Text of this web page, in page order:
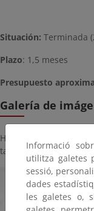
Situación: Terminada
Plazo: 1,5 meses
Presupuesto
Galería de
Haga click sobre la
tamaño completo:
Informació
utilitza galetes
sessió,
dades
les galetes o,